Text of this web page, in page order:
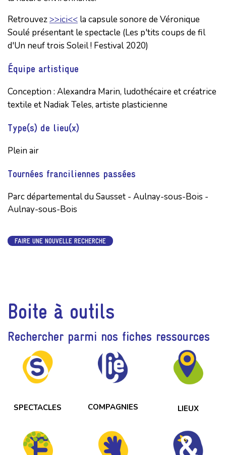
Retrouvez>>ici<< la capsule sonore de Véronique
Soulé présentant le spectacle (Les p'tits coups de fil
d'Un neuf trois Soleil ! Festival 2020)
Équipe artistique
Conception : Alexandra Marin, ludothécaire et créatrice
textile et Nadiak Teles, artiste plasticienne
Type(s) de lieu(x)
Plein air
Tournées franciliennes passées
Parc départemental du Sausset - Aulnay-sous-Bois -
Aulnay-sous-Bois
FAIRE UNE NOUVELLE RECHERCHE
Boite à outils
Rechercher parmi nos fiches ressources
SPECTACLES COMPAGNIES LIEUX